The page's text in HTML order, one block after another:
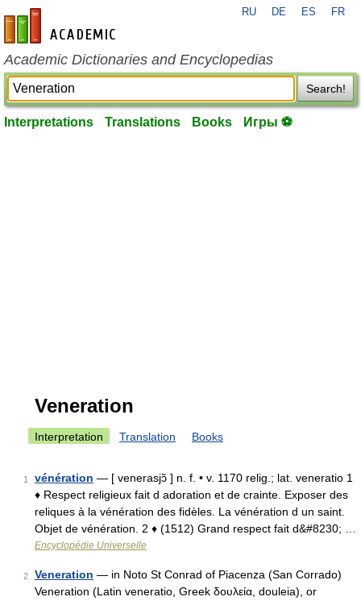
en-academic.com
RU DE ES FR
Academic Dictionaries and Encyclopedias
Search!
Interpretations Translations Books Игры ⚽
Veneration
Interpretation Translation Books
1 vénération — [ venerasjɔ̃ ] n. f. • v. 1170 relig.; lat. veneratio 1
♦ Respect religieux fait d adoration et de crainte. Exposer des
reliques à la vénération des fidèles. La vénération d un saint.
Objet de vénération. 2 ♦ (1512) Grand respect fait d&#8230; …
Encyclopédie Universelle
2 Veneration — in Noto St Conrad of Piacenza (San Corrado)
Veneration (Latin veneratio, Greek δουλεία, douleia), or